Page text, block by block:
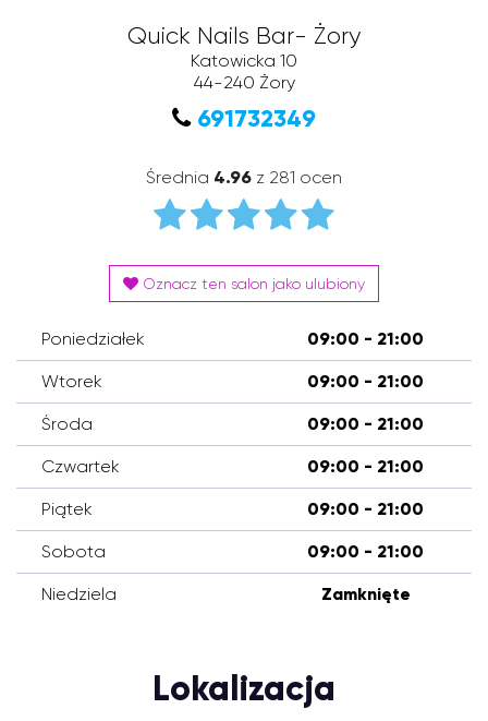
Quick Nails Bar- Żory
Katowicka 10
44-240 Żory
691732349
Średnia 4.96 z 281 ocen
Oznacz ten salon jako ulubiony
Poniedziałek 09:00 - 21:00
Wtorek 09:00 - 21:00
Środa 09:00 - 21:00
Czwartek 09:00 - 21:00
Piątek 09:00 - 21:00
Sobota 09:00 - 21:00
Niedziela Zamknięte
Lokalizacja